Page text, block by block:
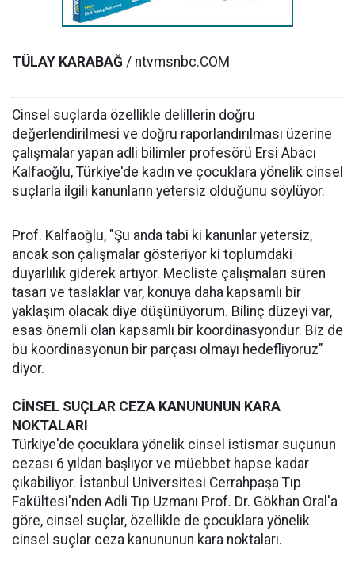
TÜLAY KARABAĞ / ntvmsnbc.COM
Cinsel suçlarda özellikle delillerin doğru
değerlendirilmesi ve doğru raporlandırılması üzerine
çalışmalar yapan adli bilimler profesörü Ersi Abacı
Kalfaoğlu, Türkiye'de kadın ve çocuklara yönelik cinsel
suçlarla ilgili kanunların yetersiz olduğunu söylüyor.
Prof. Kalfaoğlu, "Şu anda tabi ki kanunlar yetersiz,
ancak son çalışmalar gösteriyor ki toplumdaki
duyarlılık giderek artıyor. Mecliste çalışmaları süren
tasarı ve taslaklar var, konuya daha kapsamlı bir
yaklaşım olacak diye düşünüyorum. Bilinç düzeyi var,
esas önemli olan kapsamlı bir koordinasyondur. Biz de
bu koordinasyonun bir parçası olmayı hedefliyoruz"
diyor.
CİNSEL SUÇLAR CEZA KANUNUNUN KARA
NOKTALARI
Türkiye'de çocuklara yönelik cinsel istismar suçunun
cezası 6 yıldan başlıyor ve müebbet hapse kadar
çıkabiliyor. İstanbul Üniversitesi Cerrahpaşa Tıp
Fakültesi'nden Adli Tıp Uzmanı Prof. Dr. Gökhan Oral'a
göre, cinsel suçlar, özellikle de çocuklara yönelik
cinsel suçlar ceza kanununun kara noktaları.